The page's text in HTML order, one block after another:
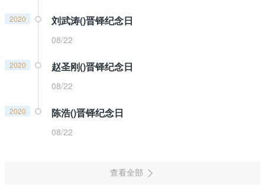
2020 刘武涛()晋铎纪念日
08/22
2020 赵圣刚()晋铎纪念日
08/22
2020 陈浩()晋铎纪念日
08/22